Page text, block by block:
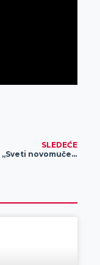
SLEDEĆE
Izložba „Sveti novomučenici jasenovački u svetlosti Vaskrsenja“ u Zrenjaninu